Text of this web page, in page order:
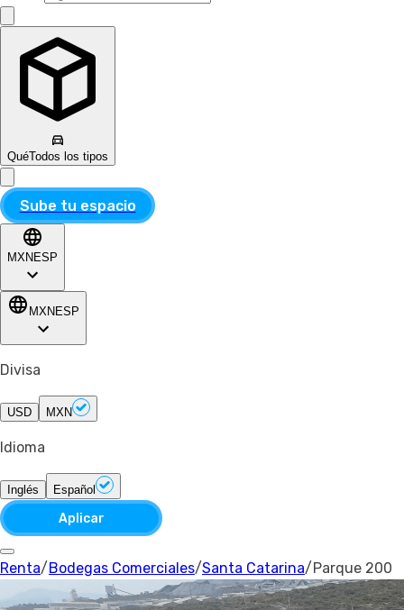
QuéTodos los tipos
Sube tu espacio
MXN ESP
MXN ESP
Divisa
USD MXN
Idioma
Inglés Español
Aplicar
Renta/Bodegas Comerciales/Santa Catarina/Parque 200